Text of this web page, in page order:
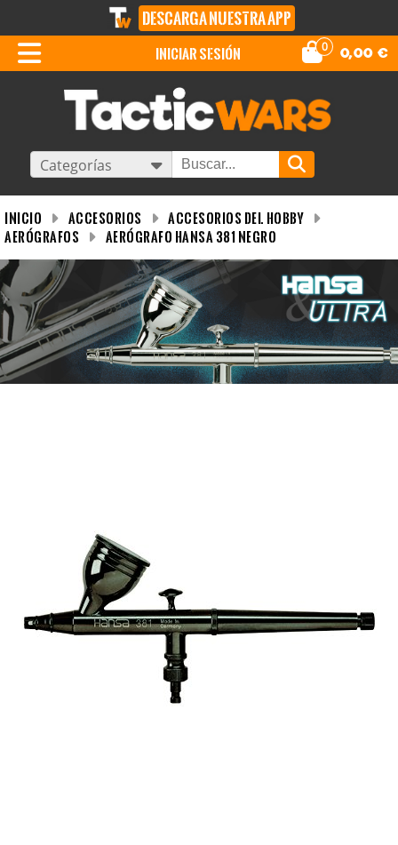
DESCARGA NUESTRA APP
0 0,00 €
iniciar sesión
Categorías
INICIO Accesorios
Accesorios del Hobby
Aerógrafos
Aerógrafo Hansa 381 Negro